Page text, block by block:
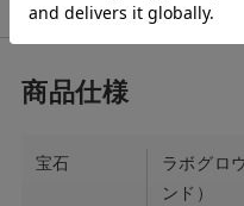
宝石
ラボグロ
ンド）